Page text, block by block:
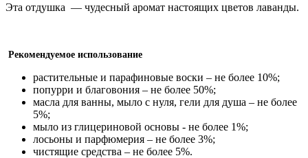
Эта отдушка — чудесный аромат настоящих цветов лаванды.
Рекомендуемое использование
растительные и парафиновые воски – не более 10%;
попурри и благовония – не более 50%;
масла для ванны, мыло с нуля, гели для душа – не более
5%;
мыло из глицериновой основы - не более 1%;
лосьоны и парфюмерия – не более 3%;
чистящие средства – не более 5%.